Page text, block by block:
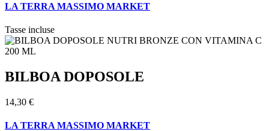
LA TERRA MASSIMO MARKET
Tasse incluse
BILBOA DOPOSOLE
14,30 €
LA TERRA MASSIMO MARKET